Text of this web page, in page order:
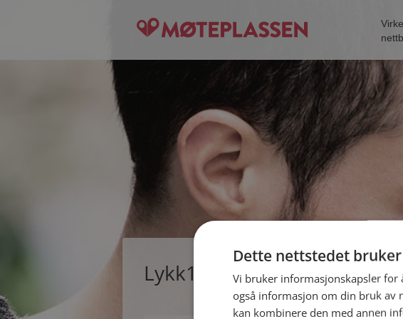
Lykk1 er, single mann fra
Dette nettstedet
Vi bruker informasjonskapsler for
også informasjon om din bruk av
kan kombinere den med annen